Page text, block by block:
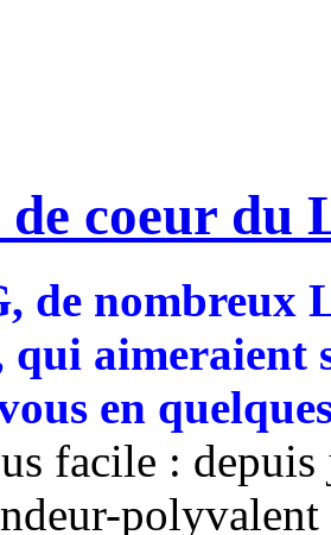
de coeur du
de nombreux
qui aimeraient
en
facile :